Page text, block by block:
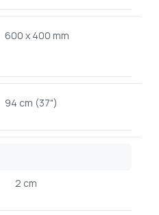
600 x 400 mm
94 cm (37")
2 cm